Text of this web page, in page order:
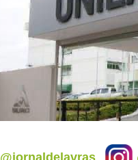
@jornaldelavras